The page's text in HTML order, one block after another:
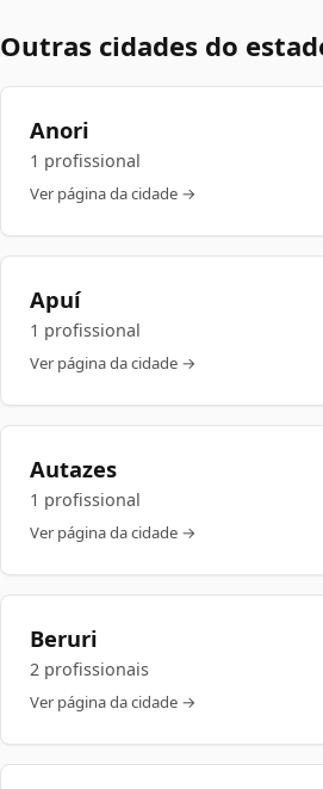
Outras cidades do
Anori
1 profissional
Ver página da cidade →
Apuí
1 profissional
Ver página da cidade →
Autazes
1 profissional
Ver página da cidade →
Beruri
2 profissionais
Ver página da cidade →